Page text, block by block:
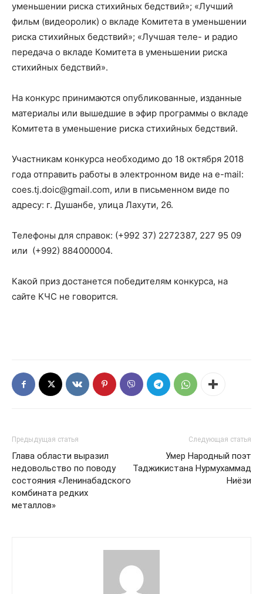
уменьшении риска стихийных бедствий»; «Лучший
фильм (видеоролик) о вкладе Комитета в уменьшении
риска стихийных бедствий»; «Лучшая теле- и радио
передача о вкладе Комитета в уменьшении риска
стихийных бедствий».
На конкурс принимаются опубликованные, изданные
материалы или вышедшие в эфир программы о вкладе
Комитета в уменьшение риска стихийных бедствий.
Участникам конкурса необходимо до 18 октября 2018
года отправить работы в электронном виде на e-mail:
coes.tj.doic@gmail.com, или в письменном виде по
адресу: г. Душанбе, улица Лахути, 26.
Телефоны для справок: (+992 37) 2272387, 227 95 09
или (+992) 884000004.
Какой приз достанется победителям конкурса, на
сайте КЧС не говорится.
Предыдущая статья
Глава области выразил
недовольство по поводу
состояния «Ленинабадского
комбината редких
металлов»
Следующая статья
Умер Народный поэт
Таджикистана Нурмухаммад
Ниёзи